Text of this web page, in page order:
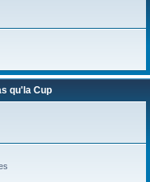
qu'la Cup